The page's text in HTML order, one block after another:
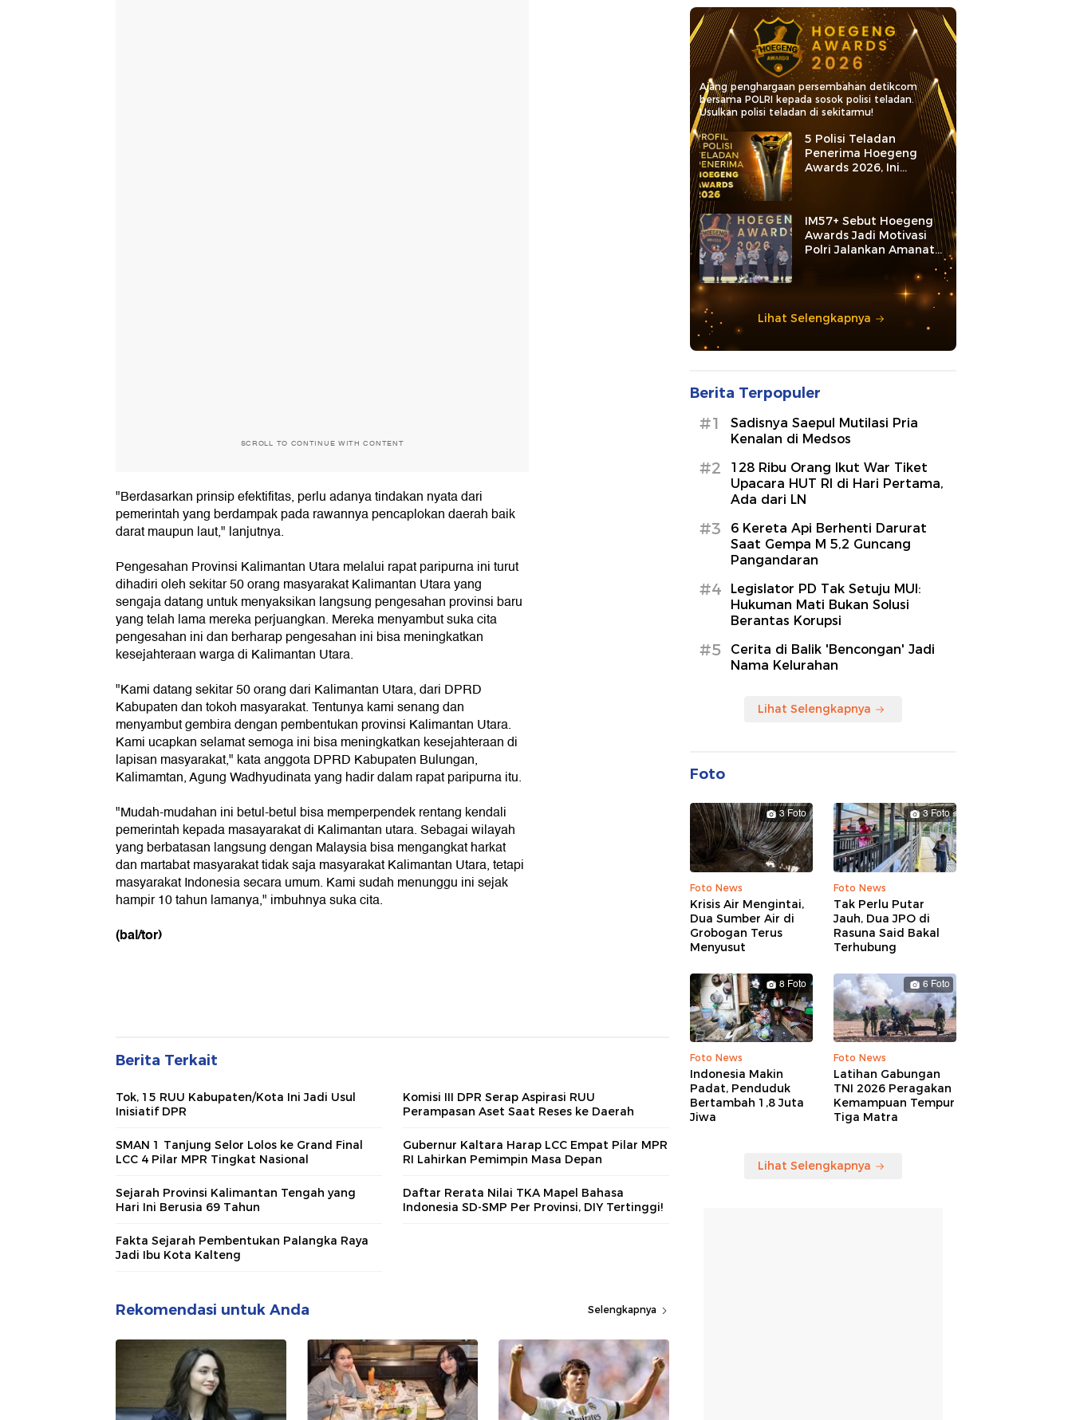
SCROLL TO CONTINUE WITH CONTENT
"Berdasarkan prinsip efektifitas, perlu adanya tindakan nyata dari
pemerintah yang berdampak pada rawannya pencaplokan daerah baik
darat maupun laut," lanjutnya.
Pengesahan Provinsi Kalimantan Utara melalui rapat paripurna ini turut
dihadiri oleh sekitar 50 orang masyarakat Kalimantan Utara yang
sengaja datang untuk menyaksikan langsung pengesahan provinsi baru
yang telah lama mereka perjuangkan. Mereka menyambut suka cita
pengesahan ini dan berharap pengesahan ini bisa meningkatkan
kesejahteraan warga di Kalimantan Utara.
"Kami datang sekitar 50 orang dari Kalimantan Utara, dari DPRD
Kabupaten dan tokoh masyarakat. Tentunya kami senang dan
menyambut gembira dengan pembentukan provinsi Kalimantan Utara.
Kami ucapkan selamat semoga ini bisa meningkatkan kesejahteraan di
lapisan masyarakat," kata anggota DPRD Kabupaten Bulungan,
Kalimamtan, Agung Wadhyudinata yang hadir dalam rapat paripurna itu.
"Mudah-mudahan ini betul-betul bisa memperpendek rentang kendali
pemerintah kepada masayarakat di Kalimantan utara. Sebagai wilayah
yang berbatasan langsung dengan Malaysia bisa mengangkat harkat
dan martabat masyarakat tidak saja masyarakat Kalimantan Utara, tetapi
masyarakat Indonesia secara umum. Kami sudah menunggu ini sejak
hampir 10 tahun lamanya," imbuhnya suka cita.
(bal/tor)
Berita Terkait
Tok, 15 RUU Kabupaten/Kota Ini Jadi Usul
Inisiatif DPR
Komisi III DPR Serap Aspirasi RUU
Perampasan Aset Saat Reses ke Daerah
SMAN 1 Tanjung Selor Lolos ke Grand Final
LCC 4 Pilar MPR Tingkat Nasional
Gubernur Kaltara Harap LCC Empat Pilar MPR
RI Lahirkan Pemimpin Masa Depan
Sejarah Provinsi Kalimantan Tengah yang
Hari Ini Berusia 69 Tahun
Daftar Rerata Nilai TKA Mapel Bahasa
Indonesia SD-SMP Per Provinsi, DIY Tertinggi!
Fakta Sejarah Pembentukan Palangka Raya
Jadi Ibu Kota Kalteng
Rekomendasi untuk Anda Selengkapnya
Ajang penghargaan persembahan detikcom
bersama POLRI kepada sosok polisi teladan.
Usulkan polisi teladan di sekitarmu!
5 Polisi Teladan
Penerima Hoegeng
Awards 2026, Ini
Kategori dan Kiprahnya
IM57+ Sebut Hoegeng
Awards Jadi Motivasi
Polri Jalankan Amanat
Lihat Selengkapnya
Berita Terpopuler
#1
Sadisnya Saepul Mutilasi Pria
Kenalan di Medsos
#2
128 Ribu Orang Ikut War Tiket
Upacara HUT RI di Hari Pertama,
Ada dari LN
#3
6 Kereta Api Berhenti Darurat
Saat Gempa M 5,2 Guncang
Pangandaran
#4
Legislator PD Tak Setuju MUI:
Hukuman Mati Bukan Solusi
Berantas Korupsi
#5
Cerita di Balik 'Bencongan' Jadi
Nama Kelurahan
Lihat Selengkapnya
Foto
3 Foto
Foto News
Krisis Air Mengintai,
Dua Sumber Air di
Grobogan Terus
Menyusut
3 Foto
Foto News
Tak Perlu Putar
Jauh, Dua JPO di
Rasuna Said Bakal
Terhubung
8 Foto
Foto News
Indonesia Makin
Padat, Penduduk
Bertambah 1,8 Juta
Jiwa
6 Foto
Foto News
Latihan Gabungan
TNI 2026 Peragakan
Kemampuan Tempur
Tiga Matra
Lihat Selengkapnya